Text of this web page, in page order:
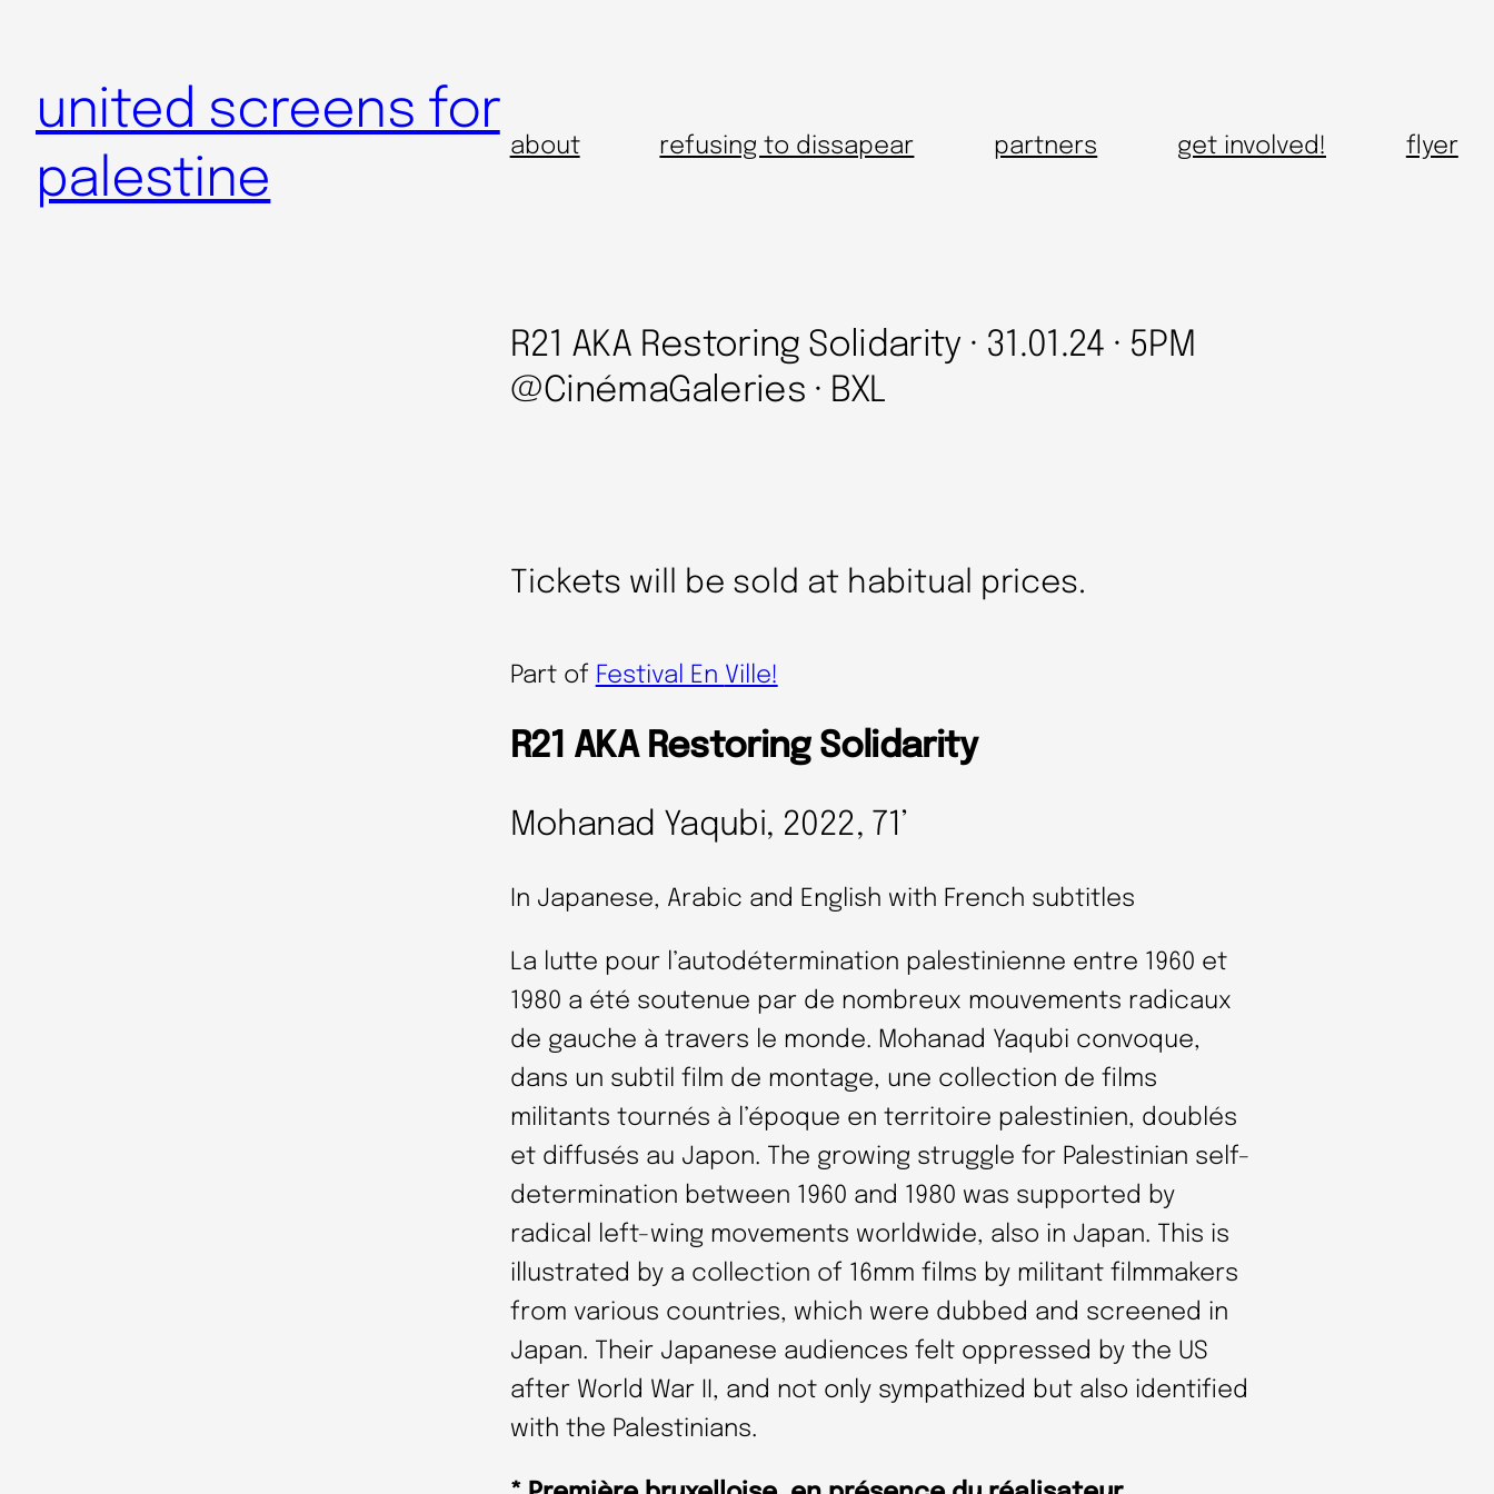
content
united screens for
palestine
about refusing to dissapear partners get involved! flyer
R21 AKA Restoring Solidarity · 31.01.24 · 5PM
@CinémaGaleries · BXL
Tickets will be sold at habitual prices.
Part of Festival En Ville!
R21 AKA Restoring Solidarity
Mohanad Yaqubi, 2022, 71’
In Japanese, Arabic and English with French subtitles
La lutte pour l’autodétermination palestinienne entre 1960 et
1980 a été soutenue par de nombreux mouvements radicaux
de gauche à travers le monde. Mohanad Yaqubi convoque,
dans un subtil film de montage, une collection de films
militants tournés à l’époque en territoire palestinien, doublés
et diffusés au Japon. The growing struggle for Palestinian self-
determination between 1960 and 1980 was supported by
radical left-wing movements worldwide, also in Japan. This is
illustrated by a collection of 16mm films by militant filmmakers
from various countries, which were dubbed and screened in
Japan. Their Japanese audiences felt oppressed by the US
after World War II, and not only sympathized but also identified
with the Palestinians.